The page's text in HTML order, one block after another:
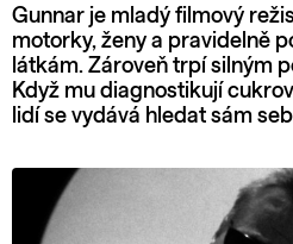
Gunnar je mladý filmový
motorky, ženy a pravidelně
látkám. Zároveň trpí silným
Když mu diagnostikují
lidí se vydává hledat sám